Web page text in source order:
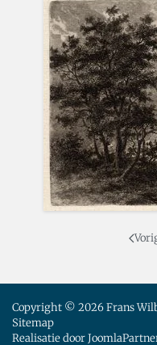
Copyright © 2026 Frans
Sitemap
Realisatie door